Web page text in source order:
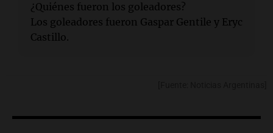
¿Quiénes fueron los goleadores?
Los goleadores fueron Gaspar Gentile y Eryc
Castillo.